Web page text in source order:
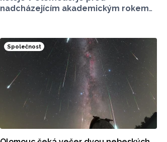
nadcházejícím akademickým rokem
kapacity. Letošní převis poptávky
je asi 15 procent, řekl ČTK mluvčí
Univerzity Palackého (UP) v Olomouci
Egon Havrlant. Celková kapacita lůžek
na kolejích je letos zhruba 4300,
o dalších přibližně 500 míst se tento
počet navýší příští rok po přestavbě
bloku kolejí J. L. Fischera, doplnil
mluvčí.
Společnost